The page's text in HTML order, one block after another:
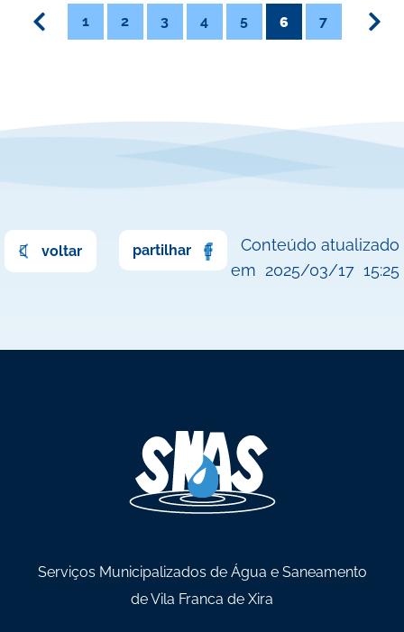
1 2 3 4 5 6 7
voltar partilhar
Conteúdo atualizado
em 2025/03/17 15:25
Serviços Municipalizados de Água e Saneamento
de Vila Franca de Xira